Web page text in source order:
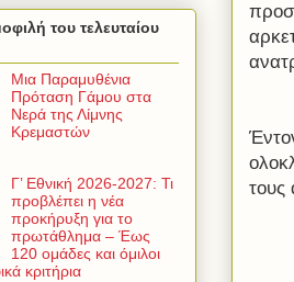
τους
του τελευταίου
Μια Παραμυθένια
Πρόταση Γάμου στα
Νερά της Λίμνης
Κρεμαστών
Γ’ Εθνική 2026-2027: Τι
προβλέπει η νέα
προκήρυξη για το
πρωτάθλημα – Έως
120 ομάδες και όμιλοι
κριτήρια